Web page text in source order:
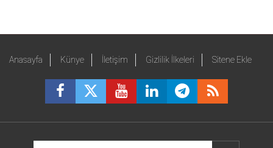
Anasayfa Künye İletişim Gizlilik İlkeleri Sitene Ekle